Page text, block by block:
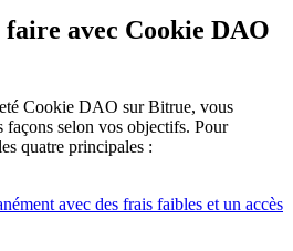
faire avec Cookie DAO
Cookie DAO sur Bitrue, vous
selon vos objectifs. Pour
quatre principales :
avec des frais faibles et un accès